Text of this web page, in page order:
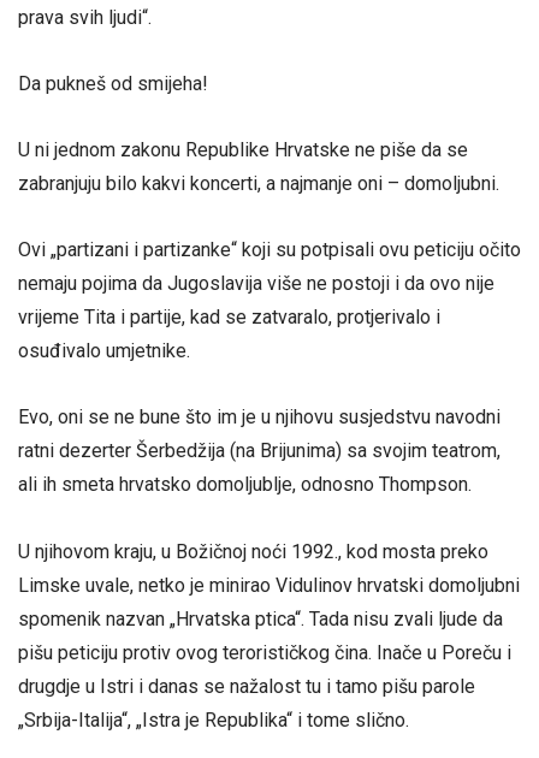
prava svih ljudi“.
Da pukneš od smijeha!
U ni jednom zakonu Republike Hrvatske ne piše da se
zabranjuju bilo kakvi koncerti, a najmanje oni – domoljubni.
Ovi „partizani i partizanke“ koji su potpisali ovu peticiju očito
nemaju pojima da Jugoslavija više ne postoji i da ovo nije
vrijeme Tita i partije, kad se zatvaralo, protjerivalo i
osuđivalo umjetnike.
Evo, oni se ne bune što im je u njihovu susjedstvu navodni
ratni dezerter Šerbedžija (na Brijunima) sa svojim teatrom,
ali ih smeta hrvatsko domoljublje, odnosno Thompson.
U njihovom kraju, u Božičnoj noći 1992., kod mosta preko
Limske uvale, netko je minirao Vidulinov hrvatski domoljubni
spomenik nazvan „Hrvatska ptica“. Tada nisu zvali ljude da
pišu peticiju protiv ovog terorističkog čina. Inače u Poreču i
drugdje u Istri i danas se nažalost tu i tamo pišu parole
„Srbija-Italija“, „Istra je Republika“ i tome slično.